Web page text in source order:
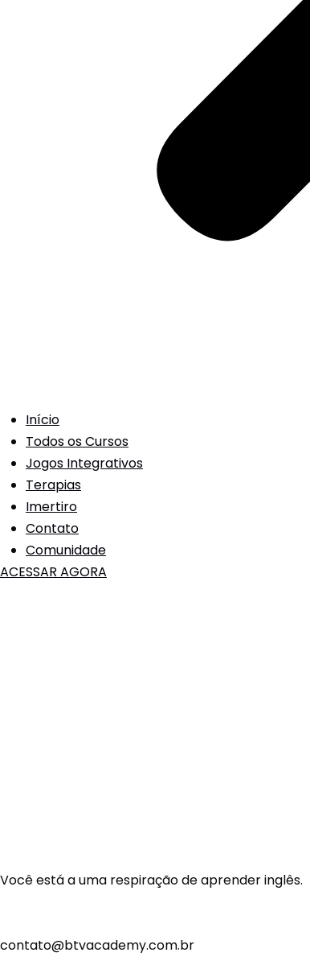
Início
Todos os Cursos
Jogos Integrativos
Terapias
Imertiro
Contato
Comunidade
ACESSAR AGORA
Você está a uma respiração de aprender inglês.
contato@btvacademy.com.br